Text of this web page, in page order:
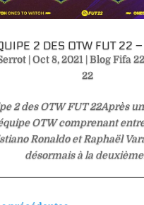
2 DES OTW FUT 22
|Oct 8, 2021|Blog Fifa 22
22
2 des OTW FUT 22Après
OTW comprenant
Ronaldo et Raphaël
désormais à la